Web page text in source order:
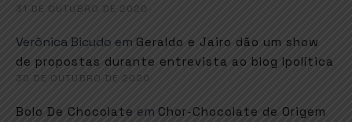
31 DE OUTUBRO DE 2020
Verônica Bicudo em Geraldo e Jairo dão um show
de propostas durante entrevista ao blog Ipolítica
30 DE OUTUBRO DE 2020
Bolo De Chocolate em Chor-Chocolate de Origem